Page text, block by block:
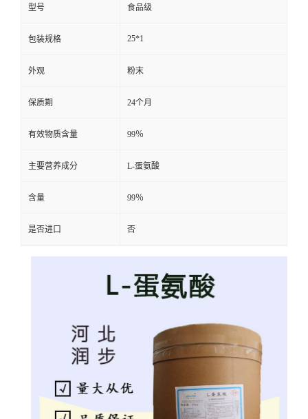
型号 食品级
包装规格 25*1
外观 粉末
保质期 24个月
有效物质含量 99％
主要营养成分 L-蛋氨酸
含量 99％
是否进口 否